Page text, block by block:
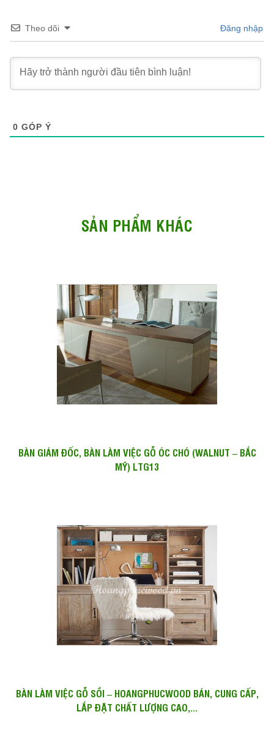
Theo dõi Đăng nhập
0 GÓP Ý
SẢN PHẨM KHÁC
BÀN GIÁM ĐỐC, BÀN LÀM VIỆC GỖ ÓC CHÓ (WALNUT – BẮC
MỸ) LTG13
BÀN LÀM VIỆC GỖ SỒI – HOANGPHUCWOOD BÁN, CUNG CẤP,
LẮP ĐẶT CHẤT LƯỢNG CAO,...